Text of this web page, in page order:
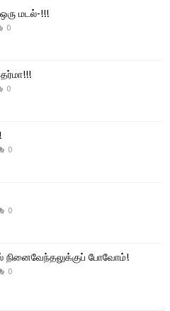
ஒரு மடல்-!!!
0
0
0
0
நினைவேந்தலுக்குப் போவோம்!
0